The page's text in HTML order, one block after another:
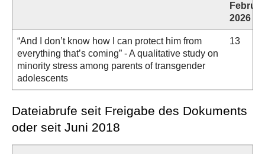
Februar
2026
“And I don’t know how I can protect him from
everything that’s coming” - A qualitative study on
minority stress among parents of transgender
adolescents
13
Dateiabrufe seit Freigabe des Dokuments
oder seit Juni 2018